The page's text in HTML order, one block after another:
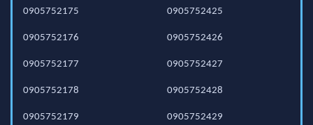
0905752175
0905752176
0905752177
0905752178
0905752179
0905752425
0905752426
0905752427
0905752428
0905752429